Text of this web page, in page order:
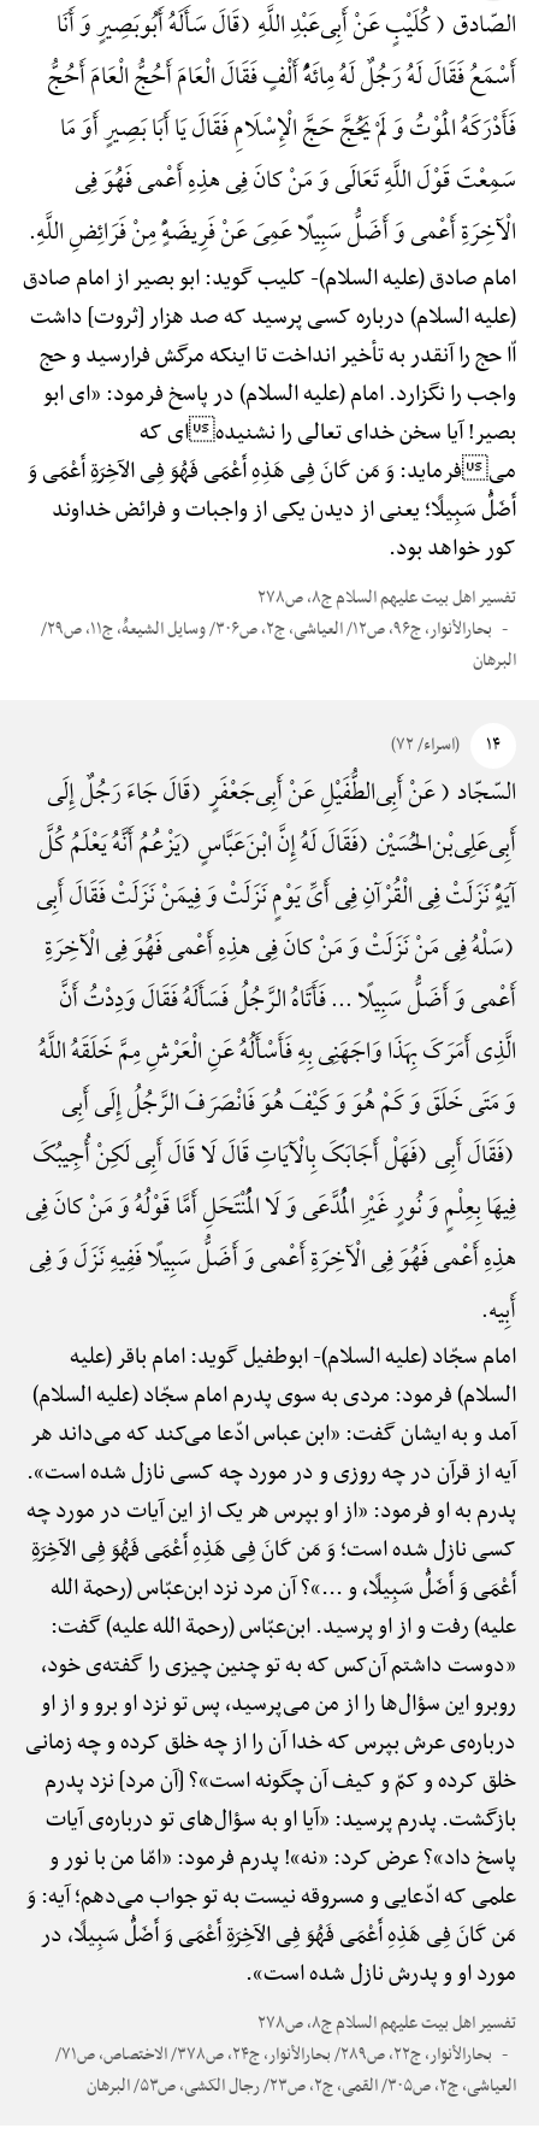
الصّادق ( کُلَیْبٍ عَنْ أَبِی‌عَبْدِ اللَّهِ (قَالَ سَأَلَهُ أَبُوبَصِیرٍ وَ أَنَا
أَسْمَعُ فَقَالَ لَهُ رَجُلٌ لَهُ مِائَهًُْ أَلْفٍ فَقَالَ الْعَامَ أَحُجُّ الْعَامَ أَحُجُّ
فَأَدْرَکَهُ الْمَوْتُ وَ لَمْ یَحُجَّ حَجَّ الْإِسْلَامِ فَقَالَ یَا أَبَا بَصِیرٍ أَوَ مَا
سَمِعْتَ قَوْلَ اللَّهِ تَعَالَی وَ مَنْ کانَ فِی هذِهِ أَعْمی فَهُوَ فِی
الْآخِرَةِ أَعْمی وَ أَضَلُّ سَبِیلًا عَمِیَ عَنْ فَرِیضَهًٍْ مِنْ فَرَائِضِ اللَّهِ.
امام صادق (علیه السلام)-کلیب گوید: ابو بصیر از امام صادق
(علیه السلام) درباره کسی پرسید که صد هزار [ثروت] داشت
اّا حج را آنقدر به تأخیر انداخت تا اینکه مرگش فرارسید و حج
واجب را نگزارد. امام (علیه السلام) در پاسخ فرمود: «ای ابو
بصیر! آیا سخن خدای تعالی را نشنیدهای که
میفرماید: وَ مَن کَانَ فِی هَذِهِ أَعْمَی فَهُوَ فِی الآخِرَةِ أَعْمَی وَ
أَضَلُّ سَبِیلًا؛ یعنی از دیدن یکی از واجبات و فرائض خداوند
کور خواهد بود.
تفسیر اهل بیت علیهم السلام ج۸، ص۲۷۸
بحارالأنوار، ج۹۶، ص۱۲/ العیاشی، ج۲، ص۳۰۶/ وسایل الشیعهًْ، ج۱۱، ص۲۹/
البرهان
۱۴ (اسراء/ ۷۲)
السّجّاد ( عَنْ أَبِی‌الطُّفَیْلِ عَنْ أَبِی‌جَعْفَرٍ (قَالَ جَاءَ رَجُلٌ إِلَی
أَبِی‌عَلِی‌بْن‌الحُسَیْن (فَقَالَ لَهُ إِنَّ ابْنَ‌عَبَّاسٍ (یَزْعُمُ أَنَّهُ یَعْلَمُ کُلَّ
آیَهًٍْ نَزَلَتْ فِی الْقُرْآنِ فِی أَیِّ یَوْمٍ نَزَلَتْ وَ فِیمَنْ نَزَلَتْ فَقَالَ أَبِی
(سَلْهُ فِی مَنْ نَزَلَتْ وَ مَنْ کانَ فِی هذِهِ أَعْمی فَهُوَ فِی الْآخِرَةِ
أَعْمی وَ أَضَلُّ سَبِیلًا ... فَأَتَاهُ الرَّجُلُ فَسَأَلَهُ فَقَالَ وَدِدْتُ أَنَّ
الَّذِی أَمَرَکَ بِهَذَا وَاجَهَنِی بِهِ فَأَسْأَلُهُ عَنِ الْعَرْشِ مِمَّ خَلَقَهُ اللَّهُ
وَ مَتَی خَلَقَ وَ کَمْ هُوَ وَ کَیْفَ هُوَ فَانْصَرَفَ الرَّجُلُ إِلَی أَبِی
(فَقَالَ أَبِی (فَهَلْ أَجَابَکَ بِالْآیَاتِ قَالَ لَا قَالَ أَبِی لَکِنْ أُجِیبُکَ
فِیهَا بِعِلْمٍ وَ نُورٍ غَیْرِ الْمُدَّعَی وَ لَا الْمُنْتَحَلِ أَمَّا قَوْلُهُ وَ مَنْ کانَ فِی
هذِهِ أَعْمی فَهُوَ فِی الْآخِرَةِ أَعْمی وَ أَضَلُّ سَبِیلًا فَفِیهِ نَزَلَ وَ فِی
أَبِیه.
امام سجّاد (علیه السلام)-ابوطفیل گوید: امام باقر (علیه
السلام) فرمود: مردی به سوی پدرم امام سجّاد (علیه السلام)
آمد و به ایشان گفت: «ابن عباس ادّعا می‌کند که می‌داند هر
آیه از قرآن در چه روزی و در مورد چه کسی نازل شده است».
پدرم به او فرمود: «از او بپرس هر یک از این آیات در مورد چه
کسی نازل شده است؛ وَ مَن کَانَ فِی هَذِهِ أَعْمَی فَهُوَ فِی الآخِرَةِ
أَعْمَی وَ أَضَلُّ سَبِیلًا، و ...»؟ آن مرد نزد ابن‌عبّاس (رحمة الله
علیه) رفت و از او پرسید. ابن‌عبّاس (رحمة الله علیه) گفت:
«دوست داشتم آن‌کس که به تو چنین چیزی را گفته‌ی خود،
روبرو این سؤال‌ها را از من می‌پرسید، پس تو نزد او برو و از او
درباره‌ی عرش بپرس که خدا آن را از چه خلق کرده و چه زمانی
خلق کرده و کمّ و کیف آن چگونه است»؟ [آن مرد] نزد پدرم
بازگشت. پدرم پرسید: «آیا او به سؤال‌های تو درباره‌ی آیات
پاسخ داد»؟ عرض کرد: «نه»! پدرم فرمود: «امّا من با نور و
علمی که ادّعایی و مسروقه نیست به تو جواب می‌دهم؛ آیه: وَ
مَن کَانَ فِی هَذِهِ أَعْمَی فَهُوَ فِی الآخِرَةِ أَعْمَی وَ أَضَلُّ سَبِیلًا، در
مورد او و پدرش نازل شده است».
تفسیر اهل بیت علیهم السلام ج۸، ص۲۷۸
بحارالأنوار، ج۲۲، ص۲۸۹/ بحارالأنوار، ج۲۴، ص۳۷۸/ الاختصاص، ص۷۱/
العیاشی، ج۲، ص۳۰۵/ القمی، ج۲، ص۲۳/ رجال الکشی، ص۵۳/ البرهان